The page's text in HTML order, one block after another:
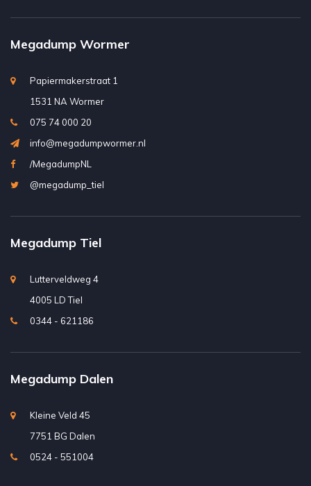
Megadump Wormer
Papiermakerstraat 1
1531 NA Wormer
075 74 000 20
info@megadumpwormer.nl
/MegadumpNL
@megadump_tiel
Megadump Tiel
Lutterveldweg 4
4005 LD Tiel
0344 - 621186
Megadump Dalen
Kleine Veld 45
7751 BG Dalen
0524 - 551004